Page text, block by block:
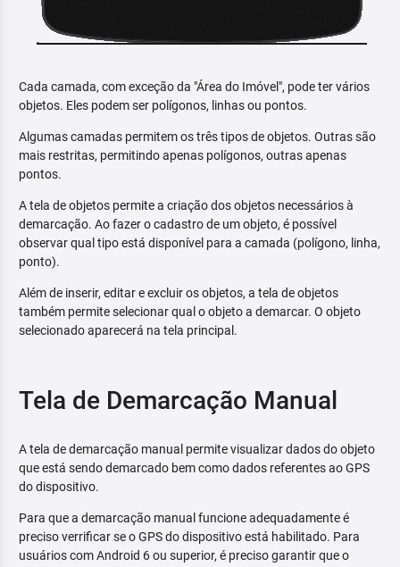
Cada camada, com exceção da "Área do Imóvel", pode ter vários
objetos. Eles podem ser polígonos, linhas ou pontos.
Algumas camadas permitem os três tipos de objetos. Outras são
mais restritas, permitindo apenas polígonos, outras apenas
pontos.
A tela de objetos permite a criação dos objetos necessários à
demarcação. Ao fazer o cadastro de um objeto, é possível
observar qual tipo está disponível para a camada (polígono, linha,
ponto).
Além de inserir, editar e excluir os objetos, a tela de objetos
também permite selecionar qual o objeto a demarcar. O objeto
selecionado aparecerá na tela principal.
Tela de Demarcação Manual
A tela de demarcação manual permite visualizar dados do objeto
que está sendo demarcado bem como dados referentes ao GPS
do dispositivo.
Para que a demarcação manual funcione adequadamente é
preciso verrificar se o GPS do dispositivo está habilitado. Para
usuários com Android 6 ou superior, é preciso garantir que o